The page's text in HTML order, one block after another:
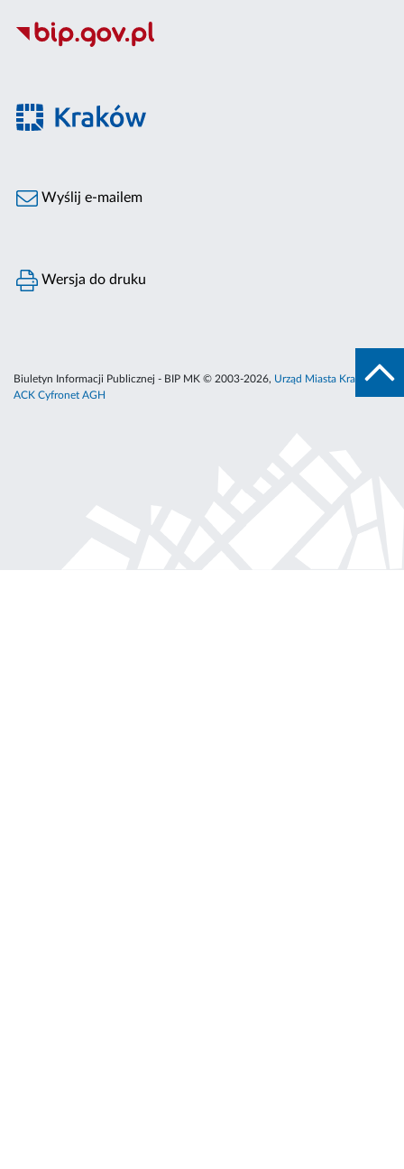
Wyślij e-mailem
Wersja do druku
Biuletyn Informacji Publicznej - BIP MK © 2003-2026, Urząd Miasta Krakowa
ACK Cyfronet AGH